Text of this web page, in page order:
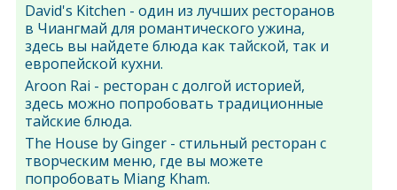
David's Kitchen - один из лучших ресторанов
в Чиангмай для романтического ужина,
здесь вы найдете блюда как тайской, так и
европейской кухни.
Aroon Rai - ресторан с долгой историей,
здесь можно попробовать традиционные
тайские блюда.
The House by Ginger - стильный ресторан с
творческим меню, где вы можете
попробовать Miang Kham.